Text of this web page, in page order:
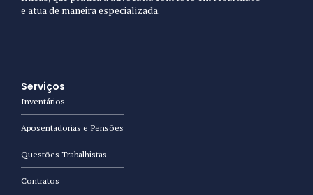
e atua de maneira especializada.
Serviços
Inventários
Aposentadorias e Pensões
Questões Trabalhistas
Contratos